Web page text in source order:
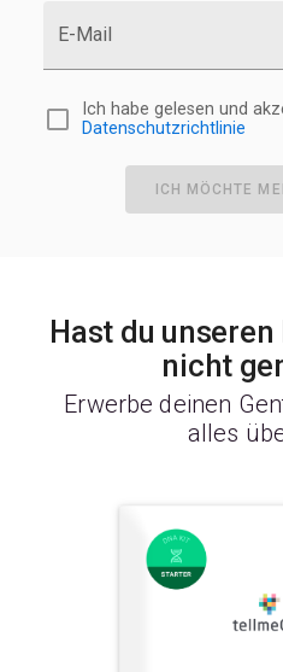
E-Mail
Ich habe gelesen und
Datenschutzrichtlinie
ICH MÖCHTE
Hast du
nicht
Erwerbe deinen
alles